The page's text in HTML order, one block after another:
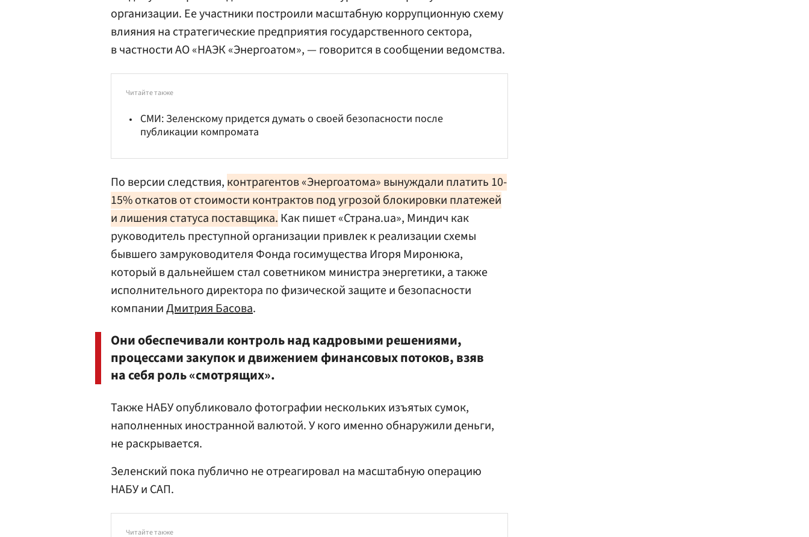
организации. Ее участники построили масштабную коррупционную схему
влияния на стратегические предприятия государственного сектора,
в частности АО «НАЭК «Энергоатом», — говорится в сообщении ведомства.
Читайте также
СМИ: Зеленскому придется думать о своей безопасности после
публикации компромата
По версии следствия, контрагентов «Энергоатома» вынуждали платить 10-
15% откатов от стоимости контрактов под угрозой блокировки платежей
и лишения статуса поставщика. Как пишет «Страна.ua», Миндич как
руководитель преступной организации привлек к реализации схемы
бывшего замруководителя Фонда госимущества Игоря Миронюка,
который в дальнейшем стал советником министра энергетики, а также
исполнительного директора по физической защите и безопасности
компанииДмитрия Басова.
Они обеспечивали контроль над кадровыми решениями,
процессами закупок и движением финансовых потоков, взяв
на себя роль «смотрящих».
Также НАБУ опубликовало фотографии нескольких изъятых сумок,
наполненных иностранной валютой. У кого именно обнаружили деньги,
не раскрывается.
Зеленский пока публично не отреагировал на масштабную операцию
НАБУ и САП.
Читайте также